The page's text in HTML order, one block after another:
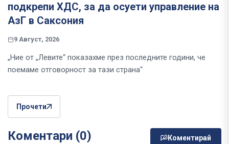
подкрепи ХДС, за да осуети управление на
АзГ в Саксония
9 Август, 2026
„Ние от „Левите“ показахме през последните години, че
поемаме отговорност за тази страна“
Прочети
Коментари (0) Коментирай